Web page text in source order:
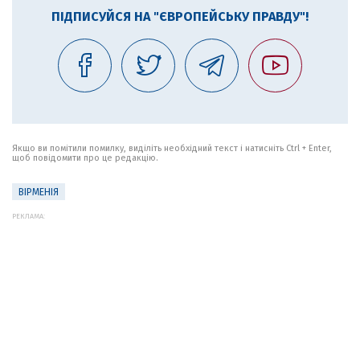
ПІДПИСУЙСЯ НА "ЄВРОПЕЙСЬКУ ПРАВДУ"!
Якщо ви помітили помилку, виділіть необхідний текст і натисніть Ctrl + Enter,
щоб повідомити про це редакцію.
ВІРМЕНІЯ
РЕКЛАМА: